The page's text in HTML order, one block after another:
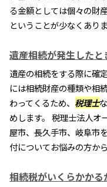
る金額としては個々の財
ということが少なくあり
遺産相続が発生した
遺産の相続をする際に確
には相続財産の種類や相
わってくるため、 税理士
めします。 税理士法人オ
屋市、長久手市、岐阜市
付についてお悩みの方か
相続税がいくらかかる